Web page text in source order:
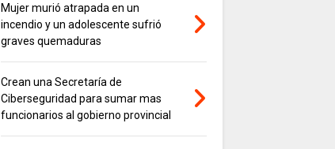
Mujer murió atrapada en un
incendio y un adolescente sufrió
graves quemaduras
Crean una Secretaría de
Ciberseguridad para sumar mas
funcionarios al gobierno provincial